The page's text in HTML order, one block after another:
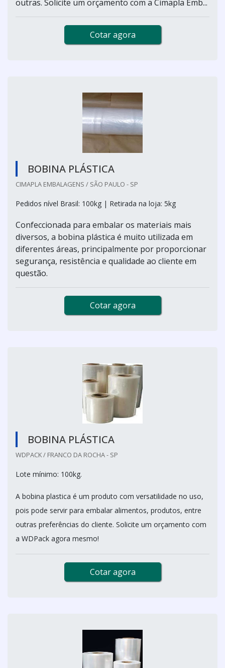
outras. Solicite um orçamento com a Cimapla Emb...
Cotar agora
BOBINA PLÁSTICA
CIMAPLA EMBALAGENS / SÃO PAULO - SP
Pedidos nível Brasil: 100kg | Retirada na loja: 5kg
Confeccionada para embalar os materiais mais
diversos, a bobina plástica é muito utilizada em
diferentes áreas, principalmente por proporcionar
segurança, resistência e qualidade ao cliente em
questão.
Cotar agora
BOBINA PLÁSTICA
WDPACK / FRANCO DA ROCHA - SP
Lote mínimo: 100kg.
A bobina plastica é um produto com versatilidade no uso,
pois pode servir para embalar alimentos, produtos, entre
outras preferências do cliente. Solicite um orçamento com
a WDPack agora mesmo!
Cotar agora